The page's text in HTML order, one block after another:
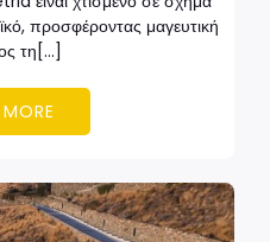
προσφέροντας μαγευτική
τη[…]